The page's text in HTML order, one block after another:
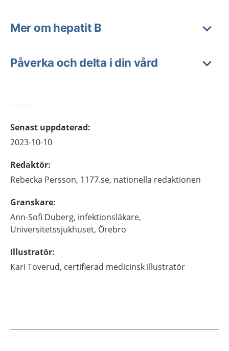
Mer om hepatit B
Påverka och delta i din vård
Senast uppdaterad:
2023-10-10
Redaktör:
Rebecka Persson, 1177.se, nationella redaktionen
Granskare:
Ann-Sofi Duberg, infektionsläkare,
Universitetssjukhuset, Örebro
Illustratör:
Kari Toverud, certifierad medicinsk illustratör